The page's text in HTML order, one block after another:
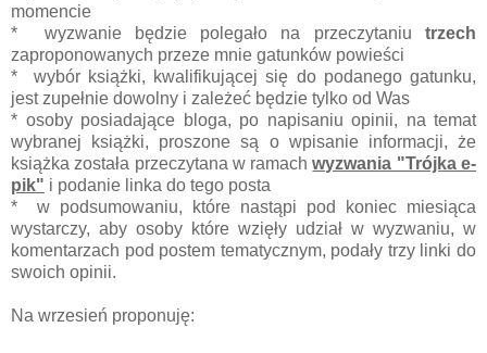
momencie
* wyzwanie będzie polegało na przeczytaniu trzech
zaproponowanych przeze mnie gatunków powieści
* wybór książki, kwalifikującej się do podanego gatunku,
jest zupełnie dowolny i zależeć będzie tylko od Was
* osoby posiadające bloga, po napisaniu opinii, na temat
wybranej książki, proszone są o wpisanie informacji, że
książka została przeczytana w ramachwyzwania "Trójka e-
pik" i podanie linka do tego posta
* w podsumowaniu, które nastąpi pod koniec miesiąca
wystarczy, aby osoby które wzięły udział w wyzwaniu, w
komentarzach pod postem tematycznym, podały trzy linki do
swoich opinii.
Na wrzesień proponuję: